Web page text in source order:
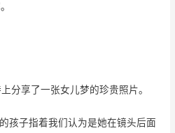
分享了一张女儿梦的珍贵照片。
孩子指着我们认为是她在镜头后面